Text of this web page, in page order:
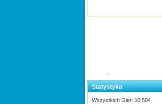
Statystyka
Wszystkich Gier: 10 504